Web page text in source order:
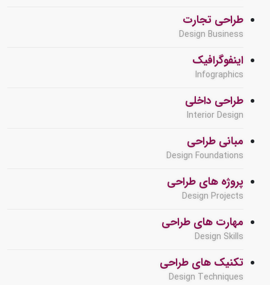
طراحی تجارت
Design Business
اینفوگرافیک
Infographics
طراحی داخلی
Interior Design
مبانی طراحی
Design Foundations
پروژه های طراحی
Design Projects
مهارت های طراحی
Design Skills
تکنیک های طراحی
Design Techniques